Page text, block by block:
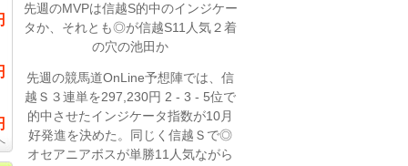
先週のMVPは信越S的中のインジケー
タか、それとも◎が信越S11人気２着
の穴の池田か
先週の競馬道OnLine予想陣では、信
越Ｓ３連単を297,230円 2 - 3 - 5位で
的中させたインジケータ指数が10月
好発進を決めた。同じく信越Ｓで◎
オセアニアボスが単勝11人気ながら